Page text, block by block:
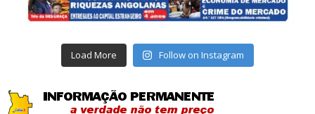
Load More Follow on Instagram